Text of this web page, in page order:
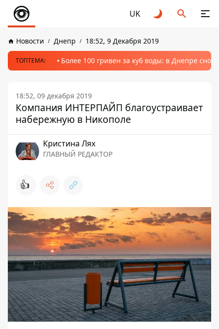
UK
Новости Днепр 18:52, 9 Декабря 2019
ТОПТЕМА: Более 100 гривен за куб воды: в Днепре
18:52, 09 декабря 2019
Компания ИНТЕРПАЙП благоустраивает
набережную в Никополе
Кристина Лях
ГЛАВНЫЙ РЕДАКТОР
👍